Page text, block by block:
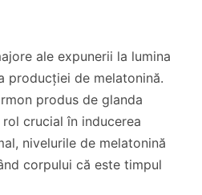
ale expunerii la lumina
producției de melatonină.
produs de glanda
crucial în inducerea
nivelurile de melatonină
corpului că este timpul